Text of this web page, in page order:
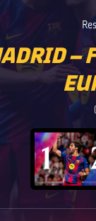
–
FC
Iniciar